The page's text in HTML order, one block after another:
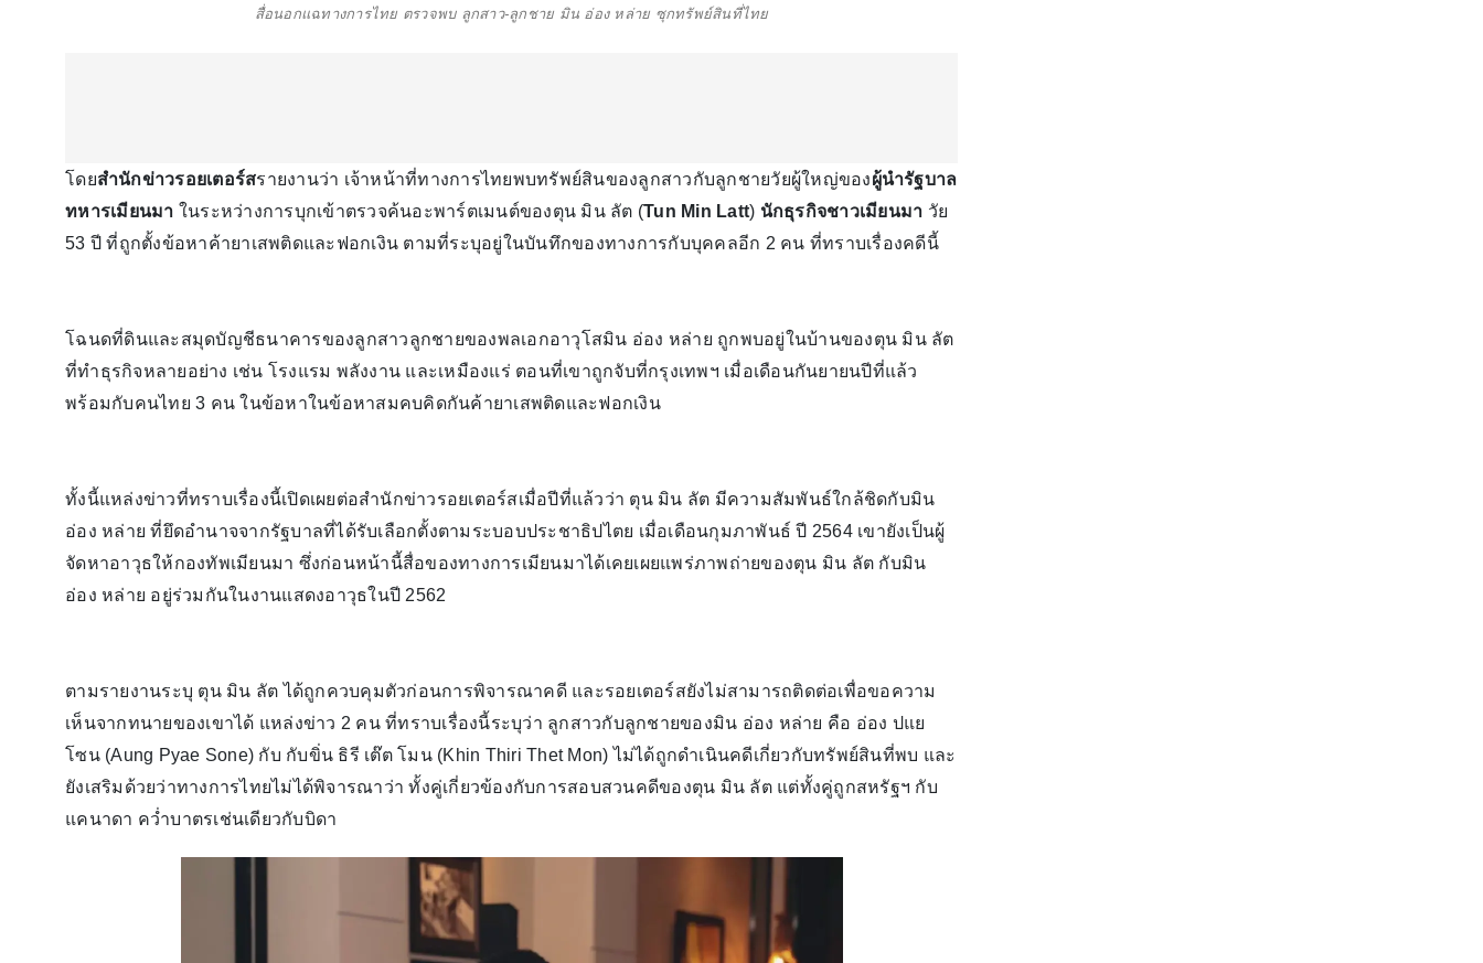
สื่อนอกแฉทางการไทย ตรวจพบ ลูกสาว-ลูกชาย มิน อ่อง หล่าย ซุกทรัพย์สินที่ไทย
โดยสำนักข่าวรอยเตอร์สรายงานว่า เจ้าหน้าที่ทางการไทยพบทรัพย์สินของลูกสาวกับลูกชายวัยผู้ใหญ่ของผู้นำรัฐบาล
ทหารเมียนมา ในระหว่างการบุกเข้าตรวจค้นอะพาร์ตเมนต์ของตุน มิน ลัต (Tun Min Latt) นักธุรกิจชาวเมียนมา วัย
53 ปี ที่ถูกตั้งข้อหาค้ายาเสพติดและฟอกเงิน ตามที่ระบุอยู่ในบันทึกของทางการกับบุคคลอีก 2 คน ที่ทราบเรื่องคดีนี้
โฉนดที่ดินและสมุดบัญชีธนาคารของลูกสาวลูกชายของพลเอกอาวุโสมิน อ่อง หล่าย ถูกพบอยู่ในบ้านของตุน มิน ลัต
ที่ทำธุรกิจหลายอย่าง เช่น โรงแรม พลังงาน และเหมืองแร่ ตอนที่เขาถูกจับที่กรุงเทพฯ เมื่อเดือนกันยายนปีที่แล้ว
พร้อมกับคนไทย 3 คน ในข้อหาในข้อหาสมคบคิดกันค้ายาเสพติดและฟอกเงิน
ทั้งนี้แหล่งข่าวที่ทราบเรื่องนี้เปิดเผยต่อสำนักข่าวรอยเตอร์สเมื่อปีที่แล้วว่า ตุน มิน ลัต มีความสัมพันธ์ใกล้ชิดกับมิน
อ่อง หล่าย ที่ยึดอำนาจจากรัฐบาลที่ได้รับเลือกตั้งตามระบอบประชาธิปไตย เมื่อเดือนกุมภาพันธ์ ปี 2564 เขายังเป็นผู้
จัดหาอาวุธให้กองทัพเมียนมา ซึ่งก่อนหน้านี้สื่อของทางการเมียนมาได้เคยเผยแพร่ภาพถ่ายของตุน มิน ลัต กับมิน
อ่อง หล่าย อยู่ร่วมกันในงานแสดงอาวุธในปี 2562
ตามรายงานระบุ ตุน มิน ลัต ได้ถูกควบคุมตัวก่อนการพิจารณาคดี และรอยเตอร์สยังไม่สามารถติดต่อเพื่อขอความ
เห็นจากทนายของเขาได้ แหล่งข่าว 2 คน ที่ทราบเรื่องนี้ระบุว่า ลูกสาวกับลูกชายของมิน อ่อง หล่าย คือ อ่อง ปแย
โซน (Aung Pyae Sone) กับ กับขิ่น ธิรี เต๊ต โมน (Khin Thiri Thet Mon) ไม่ได้ถูกดำเนินคดีเกี่ยวกับทรัพย์สินที่พบ และ
ยังเสริมด้วยว่าทางการไทยไม่ได้พิจารณาว่า ทั้งคู่เกี่ยวข้องกับการสอบสวนคดีของตุน มิน ลัต แต่ทั้งคู่ถูกสหรัฐฯ กับ
แคนาดา คว่ำบาตรเช่นเดียวกับบิดา